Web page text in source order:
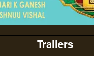
Trailers